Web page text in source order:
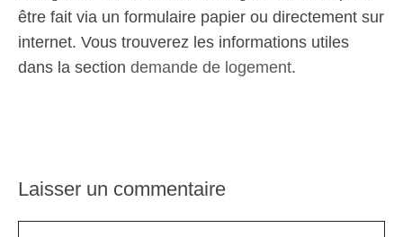
être fait via un formulaire papier ou directement sur
internet. Vous trouverez les informations utiles
dans la section demande de logement.
Laisser un commentaire